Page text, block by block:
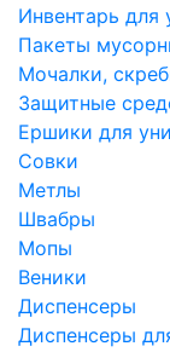
Инвентарь для
Пакеты
Мочалки,
Защитные
Ершики для
Совки
Метлы
Швабры
Мопы
Веники
Диспенсеры
Диспенсеры